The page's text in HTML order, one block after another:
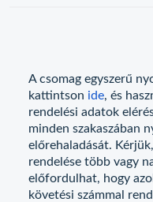
A csomag egyszerű
kattintson ide, és
rendelési adatok
minden szakaszában
előrehaladását.
rendelése több vagy
előfordulhat, hogy
követési számmal